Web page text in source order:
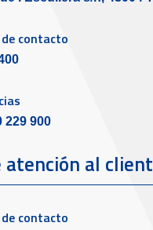
contacto
229 900
atención al
contacto